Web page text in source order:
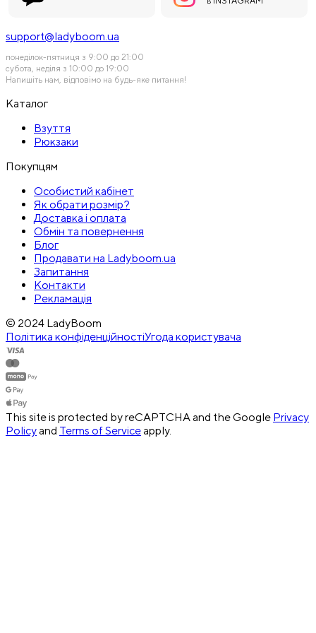
support@ladyboom.ua
понеділок-пятниця з 9:00 до 21:00
субота, неділя з 10:00 до 19:00
Напишіть нам, відповімо на будь-яке питання!
Каталог
Взуття
Рюкзаки
Покупцям
Особистий кабінет
Як обрати розмір?
Доставка і оплата
Обмін та повернення
Блог
Продавати на Ladyboom.ua
Запитання
Контакти
Рекламація
© 2024 LadyBoom
Політика конфіденційностіУгода користувача
This site is protected by reCAPTCHA and the Google Privacy
Policyand Terms of Serviceapply.